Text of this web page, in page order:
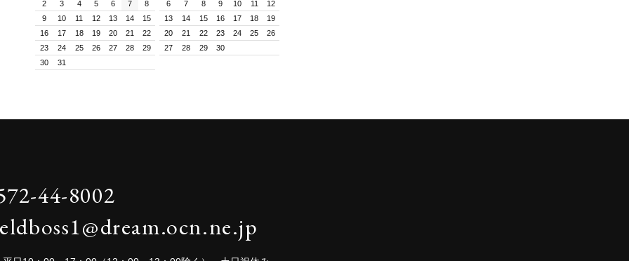
2
3 4 5 6 7
8
9
10 11 12 13 14
15
16
17 18 19 20 21
22
23
24 25 26 27 28
29
30
31
6
7 8 9 10 11
12
13
14 15 16 17 18
19
20
21 22 23 24 25
26
27
28 29 30
44-8002